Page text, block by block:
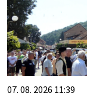
07. 08. 2026 11:39